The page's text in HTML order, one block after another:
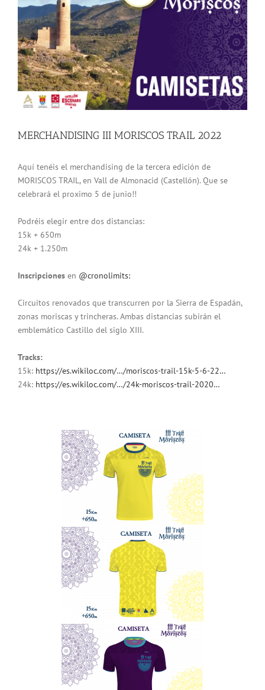
grande
MERCHANDISING III MORISCOS TRAIL 2022
Aquí tenéis el merchandising de la tercera edición de
MORISCOS TRAIL, en Vall de Almonacid (Castellón). Que se
celebrará el proximo 5 de junio!!
Podréis elegir entre dos distancias:
15k + 650m
24k + 1.250m
Inscripciones en @cronolimits:
Circuitos renovados que transcurren por la Sierra de Espadán,
zonas moriscas y trincheras. Ambas distancias subirán el
emblemático Castillo del siglo XIII.
Tracks:
15k: https://es.wikiloc.com/…/moriscos-trail-15k-5-6-22…
24k: https://es.wikiloc.com/…/24k-moriscos-trail-2020…